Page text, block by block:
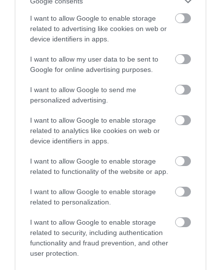
I want to allow Google to enable storage
related to advertising like cookies on web or
device identifiers in apps.
I want to allow my user data to be sent to
Google for online advertising purposes.
I want to allow Google to send me
personalized advertising.
I want to allow Google to enable storage
related to analytics like cookies on web or
device identifiers in apps.
I want to allow Google to enable storage
related to functionality of the website or app.
I want to allow Google to enable storage
related to personalization.
I want to allow Google to enable storage
related to security, including authentication
functionality and fraud prevention, and other
user protection.
Az elektromágneses hullámok
körülöttünk mindenfelé megtalálhatóak,
elektromágneses hullám a
környezetünkben csak elhalad
mellettünk észrevétlenül, de néhányat
közülük az agyunk is érzékel – a testünk
jókora segítségével.
2023. JÚLIUS 23. ● HAMU ÉS GYÉMÁNT
érzékelni az
elektromágneses…
HAMU ÉS GYÉMÁNT